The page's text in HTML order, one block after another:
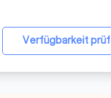
Verfügbarkeit